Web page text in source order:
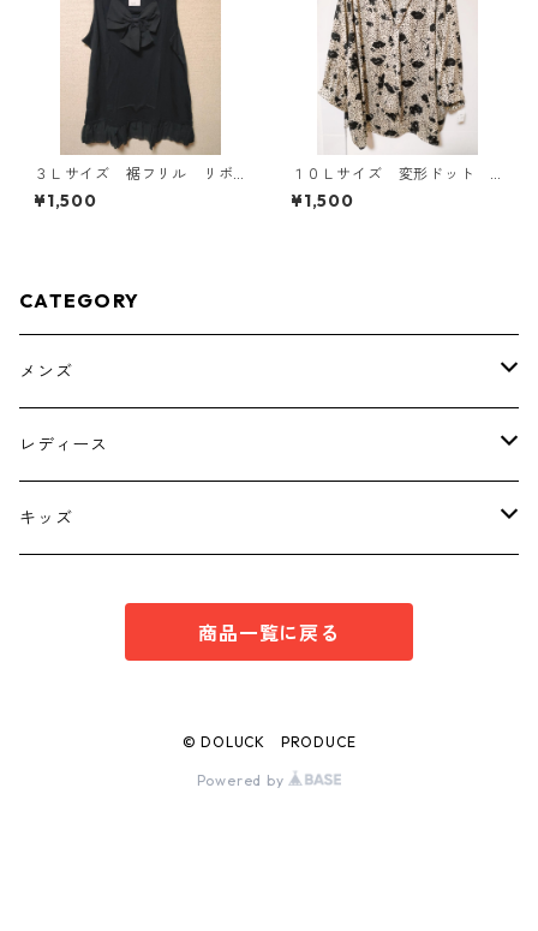
３Ｌサイズ 裾フリル リボ
ン付きタンクトップ ブラッ
ク KAE-4788
¥1,500
１０Ｌサイズ 変形ドット
花柄 ボウタイブラウス オ
フホワイト KAE-4773
¥1,500
CATEGORY
メンズ
トップス
ボトムス
レディース
トップス
キッズ
商品一覧に戻る
© DOLUCK PRODUCE
Powered by